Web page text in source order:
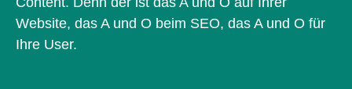
Website, das A und O beim SEO, das A und O für
Ihre User.